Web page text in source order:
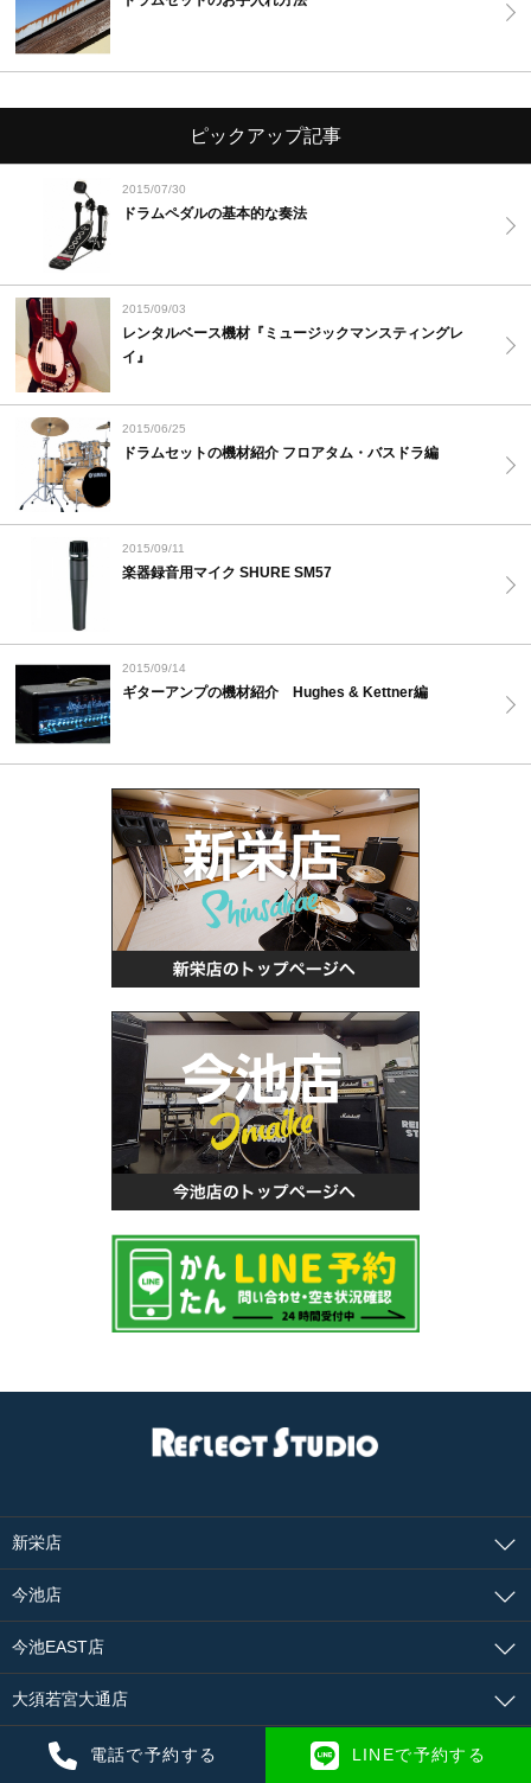
電話で予約する LINEで予約する
ピックアップ記事
2015/07/30
ドラムペダルの基本的な奏法
2015/09/03
レンタルベース機材『ミュージックマンスティングレ
イ』
2015/06/25
ドラムセットの機材紹介 フロアタム・バスドラ編
2015/09/11
楽器録音用マイク SHURE SM57
2015/09/14
ギターアンプの機材紹介 Hughes & Kettner編
新栄店
今池店
今池EAST店
大須若宮大通店
レンタルホール